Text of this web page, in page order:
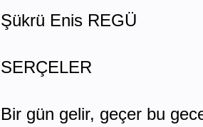
Şükrü Enis REGÜ
SERÇELER
Bir gün gelir, geçer bu